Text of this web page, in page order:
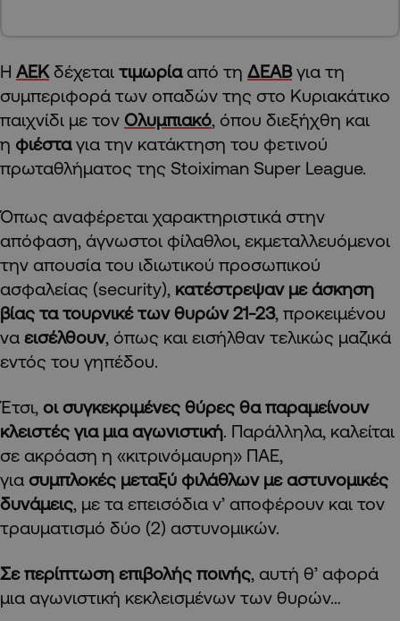
Η ΑΕΚδέχεται τιμωρίααπό τη ΔΕΑΒγια τη
συμπεριφορά των οπαδών της στο Κυριακάτικο
παιχνίδι με τον Ολυμπιακό, όπου διεξήχθη και
η φιέσταγια την κατάκτηση του φετινού
πρωταθλήματος της Stoiximan Super League.
Όπως αναφέρεται χαρακτηριστικά στην
απόφαση, άγνωστοι φίλαθλοι, εκμεταλλευόμενοι
την απουσία του ιδιωτικού προσωπικού
ασφαλείας (security), κατέστρεψαν με άσκηση
βίας τα τουρνικέ των θυρών 21-23, προκειμένου
να εισέλθουν, όπως και εισήλθαν τελικώς μαζικά
εντός του γηπέδου.
Έτσι, οι συγκεκριμένες θύρες θα παραμείνουν
κλειστές για μια αγωνιστική. Παράλληλα, καλείται
σε ακρόαση η «κιτρινόμαυρη» ΠΑΕ,
για συμπλοκές μεταξύ φιλάθλων με αστυνομικές
δυνάμεις, με τα επεισόδια ν’ αποφέρουν και τον
τραυματισμό δύο (2) αστυνομικών.
Σε περίπτωση επιβολής ποινής, αυτή θ’ αφορά
μια αγωνιστική κεκλεισμένων των θυρών…